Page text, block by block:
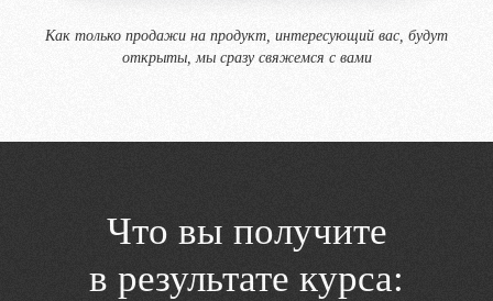
Как только продажи на продукт, интересующий вас, будут
открыты, мы сразу свяжемся с вами
Что вы получите
в результате курса: